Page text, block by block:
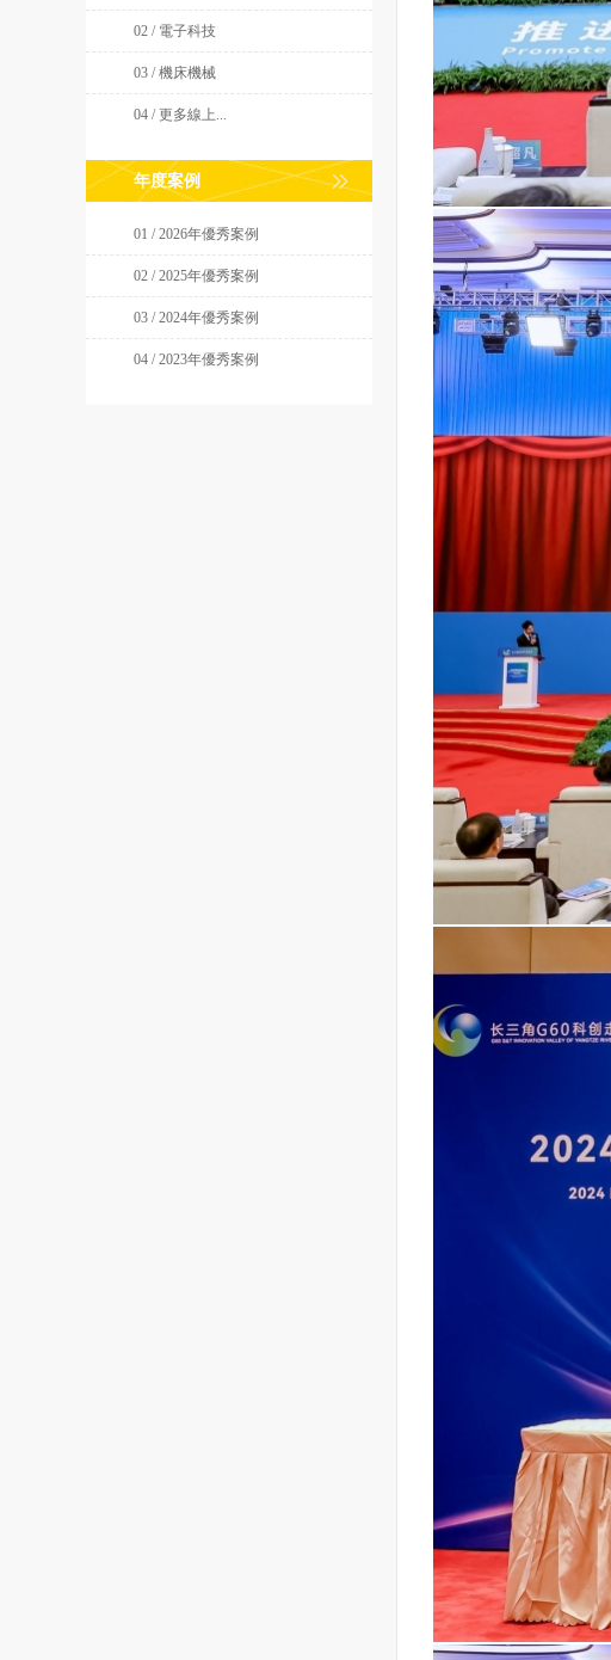
02 / 電子科技
03 / 機床機械
04 / 更多線上...
年度案例
01 / 2026年優秀案例
02 / 2025年優秀案例
03 / 2024年優秀案例
04 / 2023年優秀案例